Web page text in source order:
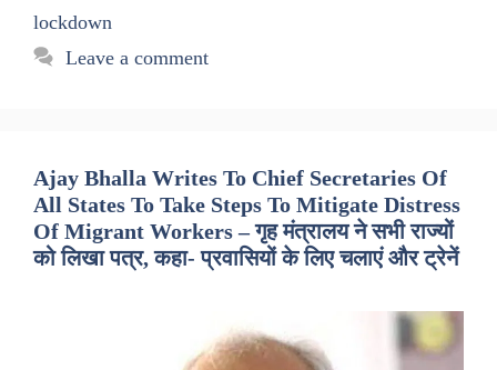
lockdown
Leave a comment
Ajay Bhalla Writes To Chief Secretaries Of
All States To Take Steps To Mitigate Distress
Of Migrant Workers – गृह मंत्रालय ने सभी राज्यों
को लिखा पत्र, कहा- प्रवासियों के लिए चलाएं और ट्रेनें